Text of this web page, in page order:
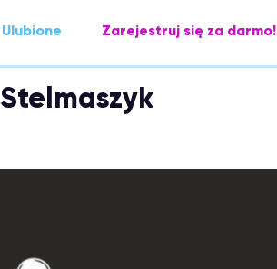
Ulubione Zarejestruj się za darmo!